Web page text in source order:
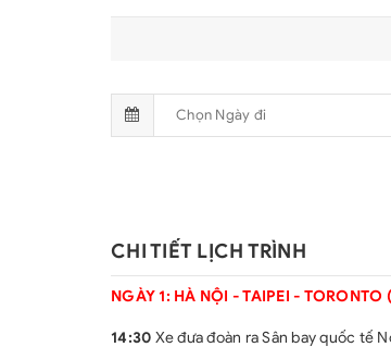
NEW YORK - PHILADELPHIA
- DELAWARE -
WASHINGTON DC - LAS
CHI TIẾT LỊCH TRÌNH
NGÀY 1: HÀ NỘI - TAIPEI -
14:30 Xe đưa đoàn ra Sân bay quốc tế